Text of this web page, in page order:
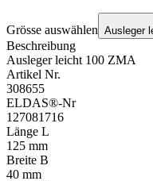
Grösse auswählen Ausleger
Beschreibung
Ausleger leicht 100 ZMA
Artikel Nr.
308655
ELDAS®-Nr
127081716
Länge L
125 mm
Breite B
40 mm